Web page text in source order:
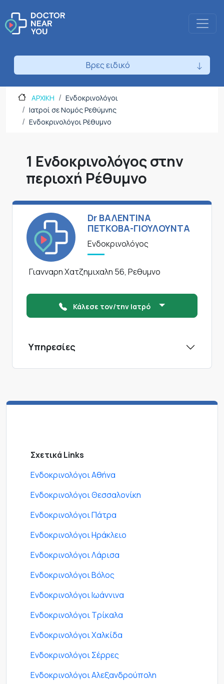
Βρες ειδικό
ΑΡΧΙΚΗ
Ενδοκρινολόγοι
Ιατροί σε Νομός Ρεθύμνης
Ενδοκρινολόγοι Ρέθυμνο
1 Ενδοκρινολόγος στην
περιοχή Ρέθυμνο
Dr ΒΑΛΕΝΤΙΝΑ
ΠΕΤΚΟΒΑ-ΓΙΟΥΛΟΥΝΤΑ
Ενδοκρινολόγος
Γιανναρη Χατζημιχαλη 56, Ρεθυμνο
Κάλεσε τον/την Ιατρό
Υπηρεσίες
Σχετικά Links
Ενδοκρινολόγοι Αθήνα
Ενδοκρινολόγοι Θεσσαλονίκη
Ενδοκρινολόγοι Πάτρα
Ενδοκρινολόγοι Ηράκλειο
Ενδοκρινολόγοι Λάρισα
Ενδοκρινολόγοι Βόλος
Ενδοκρινολόγοι Ιωάννινα
Ενδοκρινολόγοι Τρίκαλα
Ενδοκρινολόγοι Χαλκίδα
Ενδοκρινολόγοι Σέρρες
Ενδοκρινολόγοι Αλεξανδρούπολη